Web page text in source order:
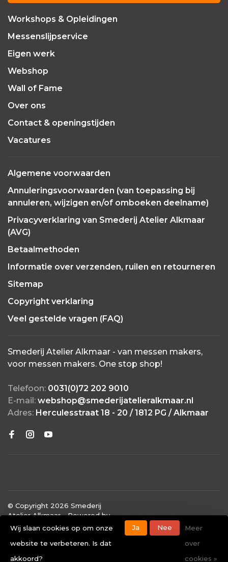
Workshops & Opleidingen
Messenslijpservice
Eigen werk
Webshop
Wall of Fame
Over ons
Contact & openingstijden
Vacatures
Algemene voorwaarden
Annuleringsvoorwaarden (van toepassing bij
annuleren, wijzigen en/of omboeken deelname)
Privacyverklaring van Smederij Atelier Alkmaar
(AVG)
Betaalmethoden
Informatie over verzenden, ruilen en retourneren
Sitemap
Copyright verklaring
Veel gestelde vragen (FAQ)
Smederij Atelier Alkmaar - van messen makers,
voor messen makers. One stop shop!
Telefoon: 0031(0)72 202 9010
E-mail: webshop@smederijatelieralkmaar.nl
Adres: Herculesstraat 18 - 20 / 1812 PG / Alkmaar
© Copyright 2026 Smederij
Atelier Alkmaar- Powered by
Lightspeed
- Theme by
Huysmans.me
-Smederij Atelier Alkmaar
Wij slaan cookies op om onze
website te verbeteren. Is dat
akkoord?
Ja Nee
Meer
over
cookies »